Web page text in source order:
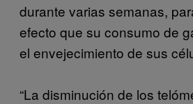
durante varias semanas,
efecto que su consumo de
el envejecimiento de sus
“La disminución de los